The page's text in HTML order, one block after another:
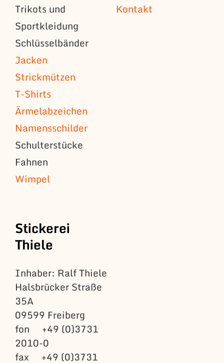
Trikots und
Sportkleidung
Schlüsselbänder
Jacken
Strickmützen
T-Shirts
Ärmelabzeichen
Namensschilder
Schulterstücke
Fahnen
Wimpel
Kontakt
Stickerei
Thiele
Inhaber: Ralf Thiele
Halsbrücker Straße
35A
09599 Freiberg
fon +49 (0)3731
2010-0
fax +49 (0)3731